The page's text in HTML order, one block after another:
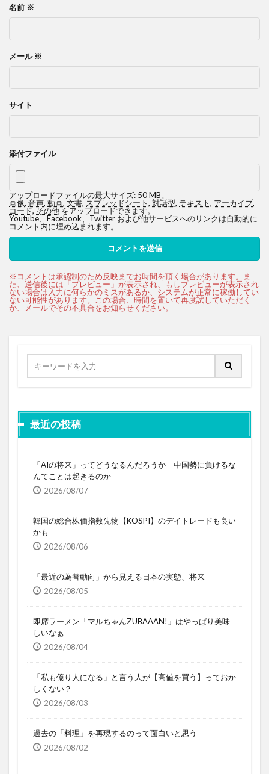
名前 ※
メール ※
サイト
添付ファイル
アップロードファイルの最大サイズ: 50 MB。
画像, 音声, 動画, 文書, スプレッドシート, 対話型, テキスト, アーカイブ,
コード,その他をアップロードできます。
Youtube、Facebook、Twitter および他サービスへのリンクは自動的に
コメント内に埋め込まれます。
最近の投稿
「AIの将来」ってどうなるんだろうか 中国勢に負けるな
んてことは起きるのか
2026/08/07
韓国の総合株価指数先物【KOSPI】のデイトレードも良い
かも
2026/08/06
「最近の為替動向」から見える日本の実態、将来
2026/08/05
即席ラーメン「マルちゃんZUBAAAN!」はやっぱり美味
しいなぁ
2026/08/04
「私も億り人になる」と言う人が【高値を買う】っておか
しくない？
2026/08/03
過去の「料理」を再現するのって面白いと思う
2026/08/02